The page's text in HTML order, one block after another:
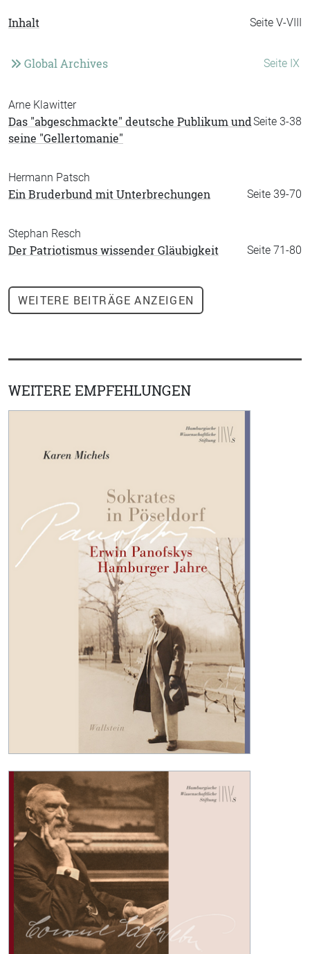
Seite V-VIII
Inhalt
Seite IX
Global Archives
Arne Klawitter
Seite 3-38
Das "abgeschmackte" deutsche Publikum und
seine "Gellertomanie"
Hermann Patsch
Seite 39-70
Ein Bruderbund mit Unterbrechungen
Stephan Resch
Seite 71-80
Der Patriotismus wissender Gläubigkeit
WEITERE BEITRÄGE ANZEIGEN
WEITERE EMPFEHLUNGEN